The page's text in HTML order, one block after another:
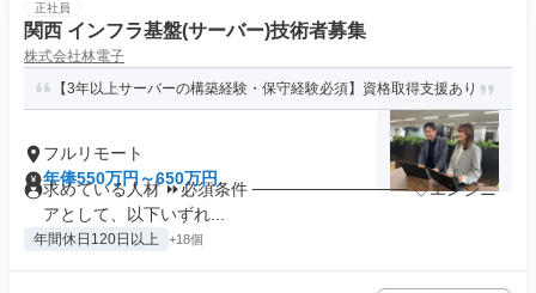
正社員
関西 インフラ基盤(サーバー)技術者募集
株式会社林電子
【3年以上サーバーの構築経験・保守経験必須】資格取得支援あり
フルリモート
年俸550万円～650万円
求めている人材 ⏩必須条件 ───────────── ◇エンジニ
アとして、以下いずれ...
年間休日120日以上 +18個